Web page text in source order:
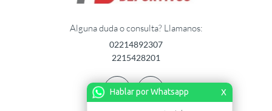
Hablar por Whatsapp X
Alguna duda o consulta? Llamanos:
02214892307
2215428201